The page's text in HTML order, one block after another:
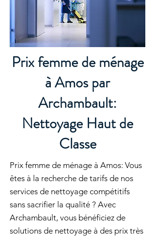
Prix femme de ménage
à Amos par
Archambault:
Nettoyage Haut de
Classe
Prix femme de ménage à Amos: Vous
êtes à la recherche de tarifs de nos
services de nettoyage compétitifs
sans sacrifier la qualité ? Avec
Archambault, vous bénéficiez de
solutions de nettoyage à des prix très